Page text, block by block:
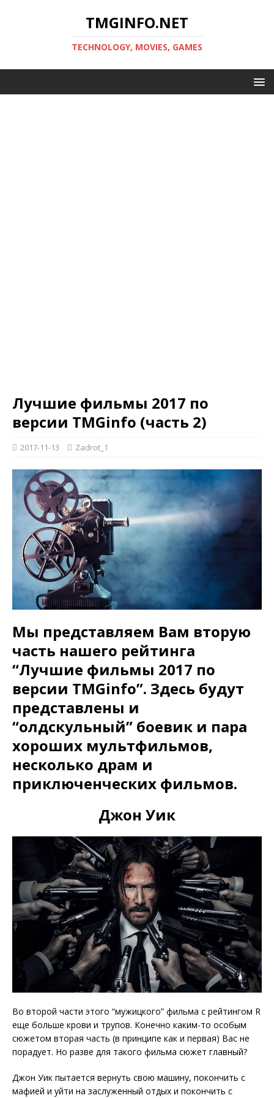
TMGINFO.NET
ТECHNOLOGY, MOVIES, GAMES
Лучшие фильмы 2017 по
версии TMGinfo (часть 2)
2017-11-13 Zadrot_1
Мы представляем Вам вторую
часть нашего рейтинга
“Лучшие фильмы 2017 по
версии TMGinfo”. Здесь будут
представлены и
“олдскульный” боевик и пара
хороших мультфильмов,
несколько драм и
приключенческих фильмов.
Джон Уик
Во второй части этого “мужицкого” фильма с рейтингом R
еще больше крови и трупов. Конечно каким-то особым
сюжетом вторая часть (в принципе как и первая) Вас не
порадует. Но разве для такого фильма сюжет главный?
Джон Уик пытается вернуть свою машину, покончить с
мафией и уйти на заслуженный отдых и покончить с